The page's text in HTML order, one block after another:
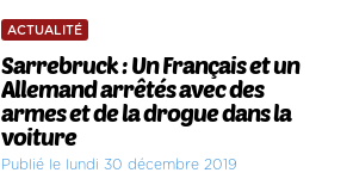
ACTUALITÉ
Sarrebruck : Un Français et un
Allemand arrêtés avec des
armes et de la drogue dans la
voiture
Publié le lundi 30 décembre 2019